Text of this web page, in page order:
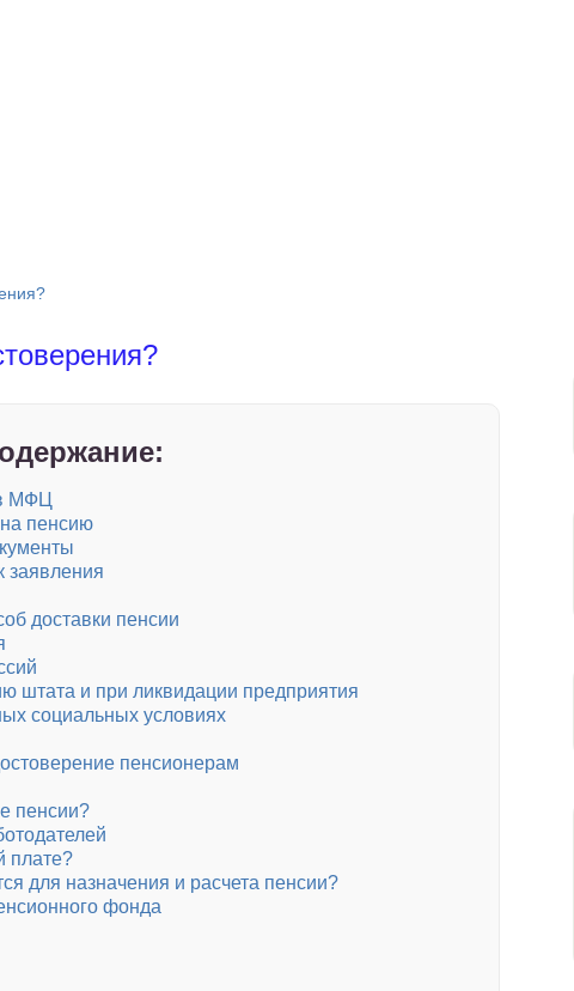
МФЦ
пенсию
заявления
доставки пенсии
штата и при ликвидации предприятия
социальных условиях
пенсионерам
пенсии?
плате?
для назначения и расчета пенсии?
фонда